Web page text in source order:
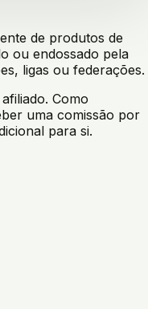
de produtos de
ou endossado pela
ligas ou federações.
Como
uma comissão por
para si.